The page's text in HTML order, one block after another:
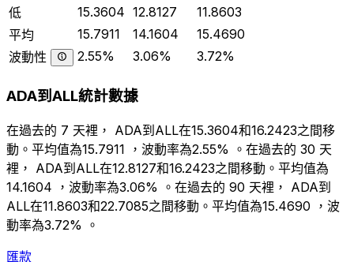
低
15.3604 12.8127
11.8603
平均
15.7911 14.1604
15.4690
波動性
2.55% 3.06% 3.72%
ADA到ALL統計數據
在過去的 7 天裡， ADA到ALL在15.3604和16.2423之間移
動。平均值為15.7911 ，波動率為2.55% 。在過去的 30 天
裡， ADA到ALL在12.8127和16.2423之間移動。平均值為
14.1604 ，波動率為3.06% 。在過去的 90 天裡， ADA到
ALL在11.8603和22.7085之間移動。平均值為15.4690 ，波
動率為3.72% 。
匯款